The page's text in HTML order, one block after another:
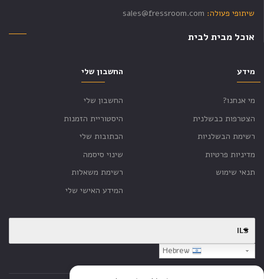
שיתופי פעולה: sales@fressroom.com
אוכל מבית לבית
החשבון שלי
החשבון שלי
היסטוריית הזמנות
הכתובות שלי
שינוי סיסמה
רשימת משאלות
המידע האישי שלי
מידע
מי אנחנו?
הצטרפות כבשלנית
רשימת הבשלניות
מדיניות פרטיות
תנאי שימוש
ILS